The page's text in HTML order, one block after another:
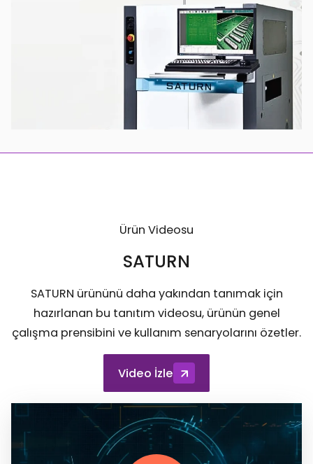
Ürün Videosu
SATURN
SATURN ürününü daha yakından tanımak için
hazırlanan bu tanıtım videosu, ürünün genel
çalışma prensibini ve kullanım senaryolarını özetler.
Video İzle